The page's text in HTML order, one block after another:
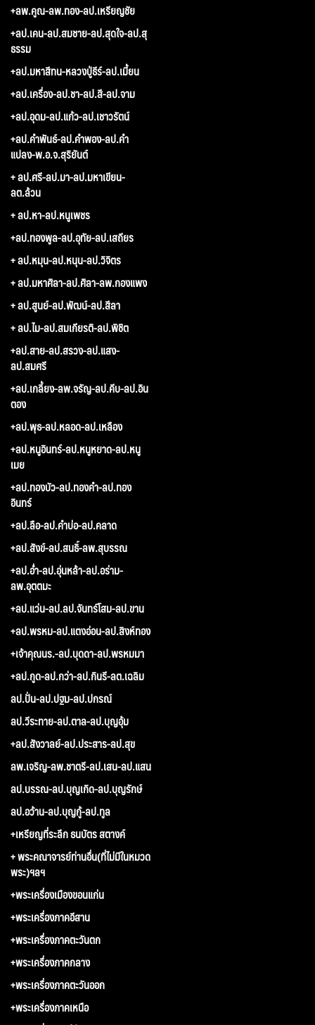
+ลพ.คูณ-ลพ.ทอง-ลป.เหรียญชัย
+ลป.เคน-ลป.สมชาย-ลป.สุดใจ-ลป.สุ
ธรรม
+ลป.มหาสีทน-หลวงปู่ธีร์-ลป.เมี้ยน
+ลป.เครื่อง-ลป.ชา-ลป.สี-ลป.จาม
+ลป.อุดม-ลป.แก้ว-ลป.เชาวรัตน์
+ลป.คำพันธ์-ลป.คำพอง-ลป.คำ
แปลง-พ.อ.จ.สุริยันต์
+ ลป.ศรี-ลป.มา-ลป.มหาเขียน-
ลต.ล้วน
+ ลป.หา-ลป.หนูเพชร
+ลป.ทองพูล-ลป.อุทัย-ลป.เสถียร
+ ลป.หมุน-ลป.หนุน-ลป.วิจิตร
+ ลป.มหาศิลา-ลป.ศิลา-ลพ.กองแพง
+ ลป.สูนย์-ลป.พัฒน์-ลป.สีลา
+ ลป.ไม-ลป.สมเกียรติ-ลป.พิชิต
+ลป.สาย-ลป.สรวง-ลป.แสง-
ลป.สมศรี
+ลป.เกลี้ยง-ลพ.จรัญ-ลป.คีบ-ลป.อิน
ตอง
+ลป.พุธ-ลป.หลอด-ลป.เหลือง
+ลป.หนูอินทร์-ลป.หนูหยาด-ลป.หนู
เมย
+ลป.ทองบัว-ลป.ทองคำ-ลป.ทอง
อินทร์
+ลป.ลือ-ลป.คำบ่อ-ลป.คลาด
+ลป.สังข์-ลป.สนธิ์-ลพ.สุบรรณ
+ลป.อ่ำ-ลป.อุ่นหล้า-ลป.อร่าม-
ลพ.อุตตมะ
+ลป.แว่น-ลป.ลป.จันทร์โสม-ลป.ขาน
+ลป.พรหม-ลป.แตงอ่อน-ลป.สิงห์ทอง
+เจ้าคุณนร.-ลป.บุดดา-ลป.พรหมมา
+ลป.กูด-ลป.กว่า-ลป.กินรี-ลต.เฉลิม
ลป.ปั่น-ลป.ปฐม-ลป.ปกรณ์
ลป.วีระทาย-ลป.ตาล-ลป.บุญอุ้ม
+ลป.สังวาลย์-ลป.ประสาร-ลป.สุข
ลพ.เจริญ-ลพ.ชาตรี-ลป.เสน-ลป.แสน
ลป.บรรณ-ลป.บุญเกิด-ลป.บุญรักษ์
ลป.อว้าน-ลป.บุญกู้-ลป.ทูล
+เหรียญที่ระลึก ธนบัตร สตางค์
+ พระคณาจารย์ท่านอื่น(ที่ไม่มีในหมวด
พระ)ฯลฯ
+พระเครื่องเมืองขอนแก่น
+พระเครื่องภาคอีสาน
+พระเครื่องภาคตะวันตก
+พระเครื่องภาคกลาง
+พระเครื่องภาคตะวันออก
+พระเครื่องภาคเหนือ